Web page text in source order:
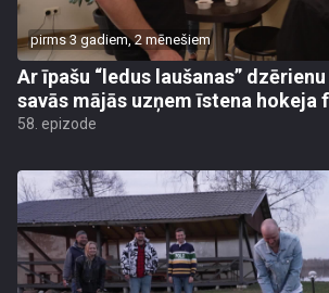
pirms 3 gadiem, 2 mēnešiem
Ar īpašu “ledus laušanas”
savās mājās uzņem īstena hokeja
58. epizode